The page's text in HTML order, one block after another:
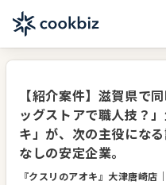
【紹介案件】滋賀県で
ッグストアで職人技？
キ」が、次の主役にな
なしの安定企業。
『クスリのアオキ』大津唐崎店